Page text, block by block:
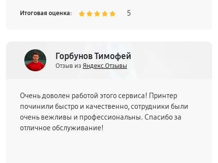
Итоговая оценка: 5
Горбунов Тимофей
Отзыв из Яндекс.Отзывы
Очень доволен работой этого сервиса! Принтер
починили быстро и качественно, сотрудники были
очень вежливы и профессиональны. Спасибо за
отличное обслуживание!